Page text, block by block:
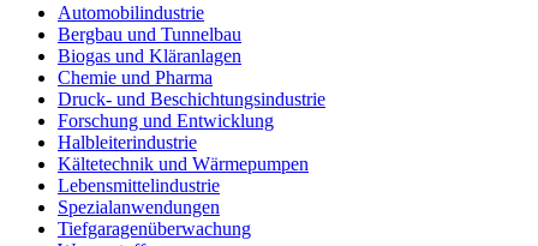
Automobilindustrie
Bergbau und Tunnelbau
Biogas und Kläranlagen
Chemie und Pharma
Druck- und Beschichtungsindustrie
Forschung und Entwicklung
Halbleiterindustrie
Kältetechnik und Wärmepumpen
Lebensmittelindustrie
Spezialanwendungen
Tiefgaragenüberwachung